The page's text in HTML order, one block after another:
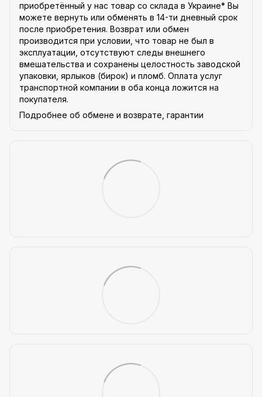
приобретённый у нас товар со склада в Украине* Вы
можете вернуть или обменять в 14-ти дневный срок
после приобретения. Возврат или обмен
производится при условии, что товар не был в
эксплуатации, отсутствуют следы внешнего
вмешательства и сохранены целостность заводской
упаковки, ярлыков (бирок) и пломб. Оплата услуг
транспортной компании в оба конца ложится на
покупателя.
Подробнее об обмене и возврате, гарантии